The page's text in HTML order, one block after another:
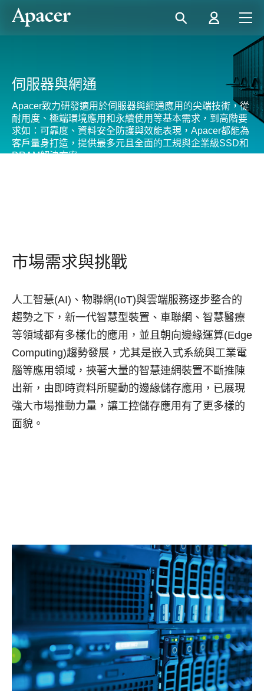
伺服器與網通
Apacer致力研發適用於伺服器與網通應用的尖端技術，從
耐用度、極端環境應用和永續使用等基本需求，到高階要
求如：可靠度、資料安全防護與效能表現，Apacer都能為
客戶量身打造，提供最多元且全面的工規與企業級SSD和
DRAM解決方案。
市場需求與挑戰
人工智慧(AI)、物聯網(IoT)與雲端服務逐步整合的
趨勢之下，新一代智慧型裝置、車聯網、智慧醫療
等領域都有多樣化的應用，並且朝向邊緣運算(Edge
Computing)趨勢發展，尤其是嵌入式系統與工業電
腦等應用領域，挾著大量的智慧連網裝置不斷推陳
出新，由即時資料所驅動的邊緣儲存應用，已展現
強大市場推動力量，讓工控儲存應用有了更多樣的
面貌。